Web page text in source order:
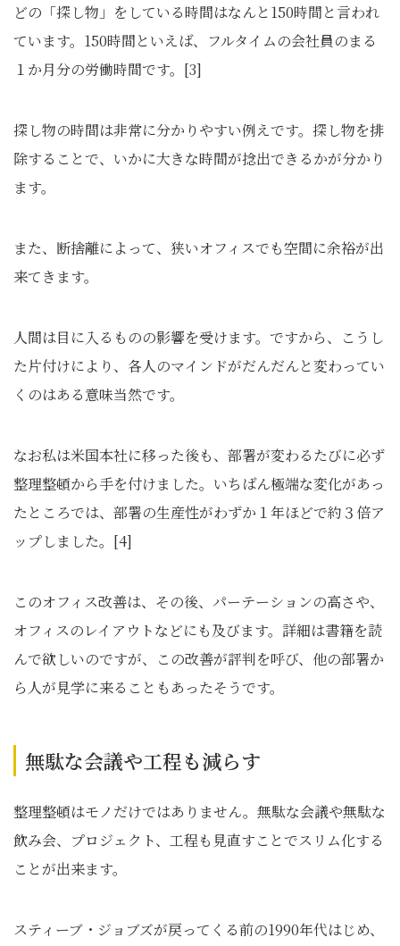
どの「探し物」をしている時間はなんと150時間と言われ
ています。150時間といえば、フルタイムの会社員のまる
１か月分の労働時間です。[3]
探し物の時間は非常に分かりやすい例えです。探し物を排
除することで、いかに大きな時間が捻出できるかが分かり
ます。
また、断捨離によって、狭いオフィスでも空間に余裕が出
来てきます。
人間は目に入るものの影響を受けます。ですから、こうし
た片付けにより、各人のマインドがだんだんと変わってい
くのはある意味当然です。
なお私は米国本社に移った後も、部署が変わるたびに必ず
整理整頓から手を付けました。いちばん極端な変化があっ
たところでは、部署の生産性がわずか１年ほどで約３倍ア
ップしました。[4]
このオフィス改善は、その後、パーテーションの高さや、
オフィスのレイアウトなどにも及びます。詳細は書籍を読
んで欲しいのですが、この改善が評判を呼び、他の部署か
ら人が見学に来ることもあったそうです。
無駄な会議や工程も減らす
整理整頓はモノだけではありません。無駄な会議や無駄な
飲み会、プロジェクト、工程も見直すことでスリム化する
ことが出来ます。
スティーブ・ジョブズが戻ってくる前の1990年代はじめ、